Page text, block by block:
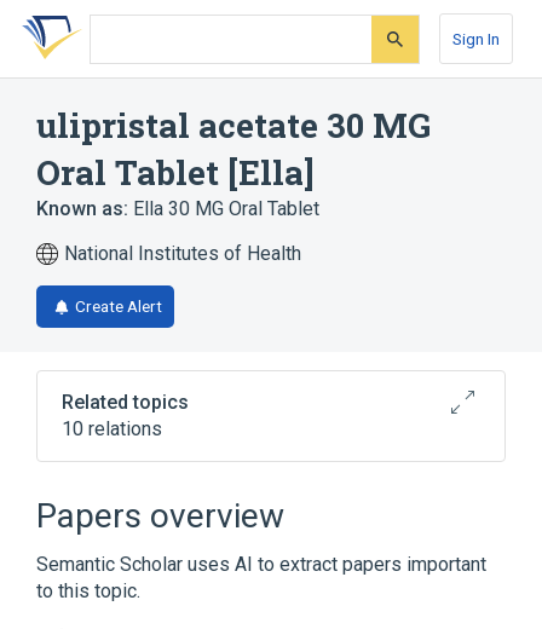
Skip
search
Skip
Skip
account
Sign In
ulipristal acetate 30 MG
Oral Tablet [Ella]
Known as: Ella 30 MG Oral Tablet
National Institutes of Health
Create Alert
Related topics
10 relations
Croscarmellose Sodium
Ella
Lactose Monohydrate
Magnesium stearate
Expand
Papers overview
Semantic Scholar uses AI to extract papers important
to this topic.